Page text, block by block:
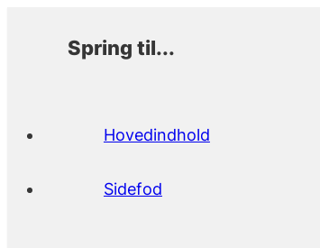
Spring til...
Hovedindhold
Sidefod